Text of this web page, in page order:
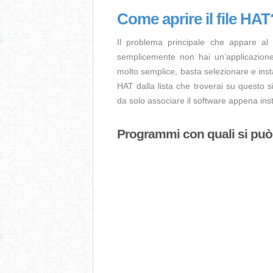
Come aprire il file
Il problema principale che appare
semplicemente non hai
molto semplice, basta selezionare e
HAT dalla lista che troverai su questo
da solo associare il software appena
Programmi con quali si